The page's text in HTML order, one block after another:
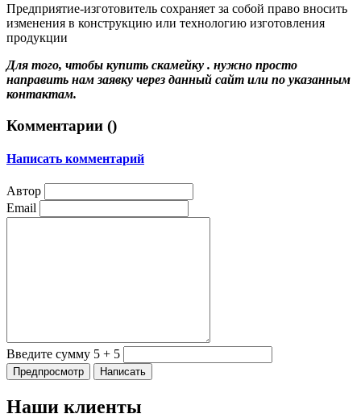
Предприятие-изготовитель сохраняет за собой право вносить
изменения в конструкцию или технологию изготовления
продукции
Для того, чтобы купить скамейку . нужно просто
направить нам заявку через данный сайт или по указанным
контактам.
Комментарии ()
Написать комментарий
Автор
Email
Введите сумму 5 + 5
Наши клиенты